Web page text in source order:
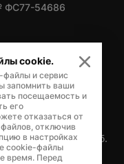
ФС77-54686
политики Ямало-
Кнунянца, д.1, каб.
cookie.
и сервис
запомнить ваши
посещаемость и
его
отказаться от
отключив
в настройках
cookie-файлы
время. Перед